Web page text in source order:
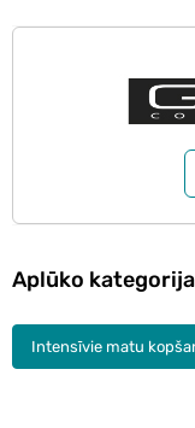
Aplūko
Intensīvie matu